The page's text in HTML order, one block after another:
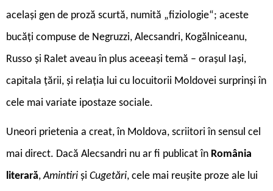
același gen de proză scurtă, numită „fiziologie“; aceste
bucăți compuse de Negruzzi, Alecsandri, Kogălniceanu,
Russo și Ralet aveau în plus aceeași temă – orașul Iași,
capitala țării, și relația lui cu locuitorii Moldovei surprinși în
cele mai variate ipostaze sociale.
Uneori prietenia a creat, în Moldova, scriitori în sensul cel
mai direct. Dacă Alecsandri nu ar fi publicat în România
literară,Amintiri și Cugetări, cele mai reușite proze ale lui